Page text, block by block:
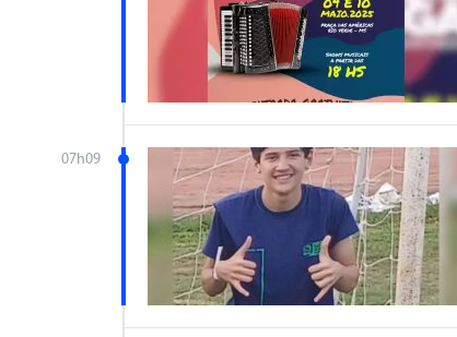
07h09